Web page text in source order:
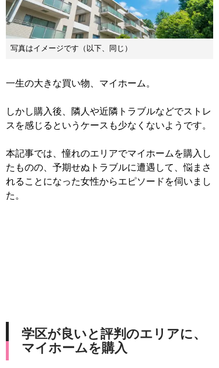
写真はイメージです（以下、同じ）
一生の大きな買い物、マイホーム。
しかし購入後、隣人や近隣トラブルなどでストレ
スを感じるというケースも少なくないようです。
本記事では、憧れのエリアでマイホームを購入し
たものの、予期せぬトラブルに遭遇して、悩まさ
れることになった女性からエピソードを伺いまし
た。
学区が良いと評判のエリアに、
マイホームを購入